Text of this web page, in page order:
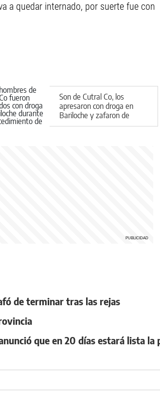
a quedar internado, por suerte fue con
Son de Cutral Co, los
apresaron con droga en
Bariloche y zafaron de
terminar condenados
de terminar tras las rejas
que en 20 días estará lista